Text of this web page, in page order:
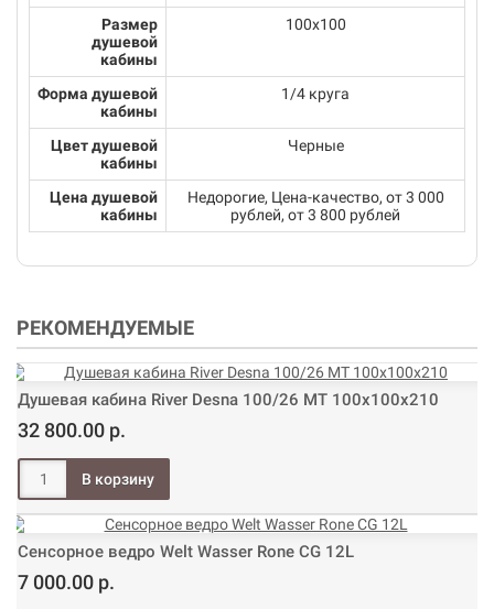
Размер
душевой
кабины
100х100
Форма душевой
кабины
1/4 круга
Цвет душевой
кабины
Черные
Цена душевой
кабины
Недорогие, Цена-качество, от 3 000
рублей, от 3 800 рублей
РЕКОМЕНДУЕМЫЕ
Душевая кабина River Desna 100/26 МТ 100х100х210
32 800.00 р.
Сенсорное ведро Welt Wasser Rone CG 12L
7 000.00 р.